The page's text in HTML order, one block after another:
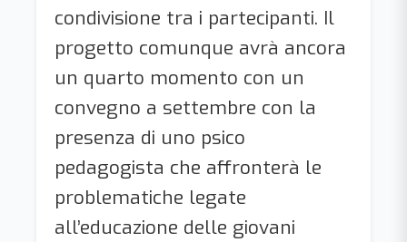
condivisione tra i partecipanti. Il
progetto comunque avrà ancora
un quarto momento con un
convegno a settembre con la
presenza di uno psico
pedagogista che affronterà le
problematiche legate
all’educazione delle giovani